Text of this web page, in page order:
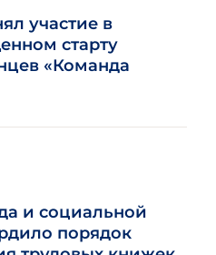
участие в
старту
«Команда
и социальной
порядок